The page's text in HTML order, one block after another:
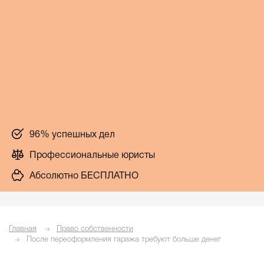
96% успешных дел
Профессиональные юристы
Абсолютно БЕСПЛАТНО
Главная
Право собственности
После переоформления гаража требуют больше денег